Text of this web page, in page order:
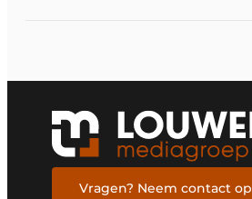
Vragen? Neem contact op